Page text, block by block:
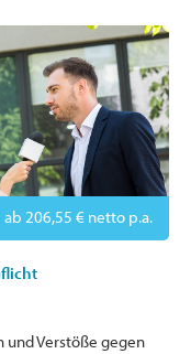
ab 206,55 € netto p.a.
Verstöße gegen